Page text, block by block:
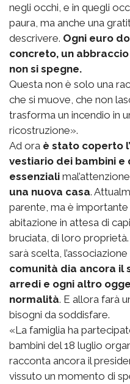
negli occhi, e in quegli
paura, ma anche una
descrivere. Ogni euro
concreto, un abbraccio
non si spegne.
Questa non è solo una
che si muove, che non
trasforma un incendio in
ricostruzione».
Ad ora è stato coperto
vestiario dei bambini e
essenziali
una nuova casa.
parente, ma è
abitazione in attesa di
bruciata, di loro
sarà scelta,
comunità dia ancora il
arredi e ogni altro
normalità. E allora farà
bisogni da soddisfare.
«La famiglia ha
bambini del 18 luglio
racconta ancora il
vissuto un momento di